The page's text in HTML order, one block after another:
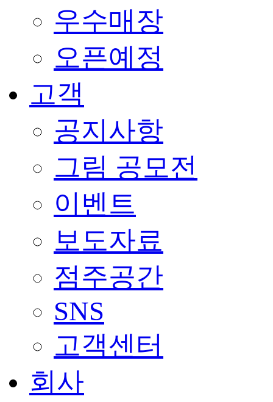
우수매장
오픈예정
고객
공지사항
그림 공모전
이벤트
보도자료
점주공간
SNS
고객센터
회사